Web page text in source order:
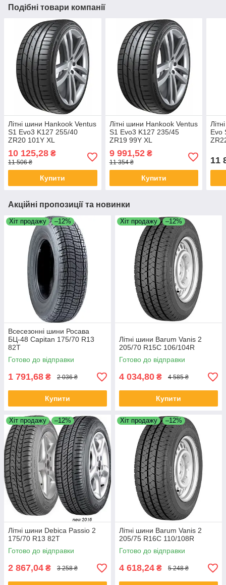
Подібні товари компанії
Літні шини Hankook Ventus
S1 Evo3 K127 255/40
ZR20 101Y XL
10 125,28 ₴
11 506 ₴
Купити
Літні шини Hankook Ventus
S1 Evo3 K127 235/45
ZR19 99Y XL
9 991,52₴
11 354 ₴
Купити
Evo
11
Акційні пропозиції та новинки
Хіт продажу –12%
Всесезонні шини Росава
БЦ-48 Capitan 175/70 R13
82T
Готово до відправки
1 791,68 ₴ 2 036 ₴
Купити
Хіт продажу –12%
Літні шини Barum Vanis 2
205/70 R15C 106/104R
Готово до відправки
4 034,80 ₴ 4 585 ₴
Купити
Хіт продажу –12%
Літні шини Debica Passio 2
175/70 R13 82T
Готово до відправки
2 867,04 ₴ 3 258 ₴
Хіт продажу –12%
Літні шини Barum Vanis 2
205/75 R16C 110/108R
Готово до відправки
4 618,24 ₴ 5 248 ₴